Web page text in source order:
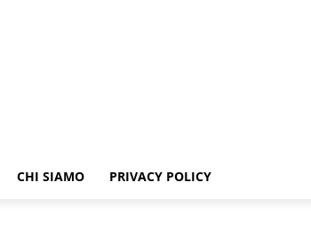
CHI SIAMO PRIVACY POLICY